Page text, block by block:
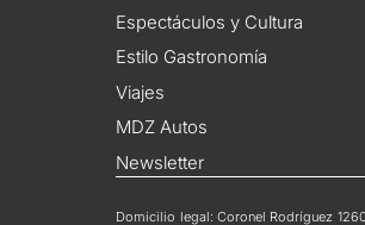
Espectáculos y Cultura
Estilo Gastronomía
Viajes
MDZ Autos
Newsletter
Domicilio legal: Coronel Rodríguez